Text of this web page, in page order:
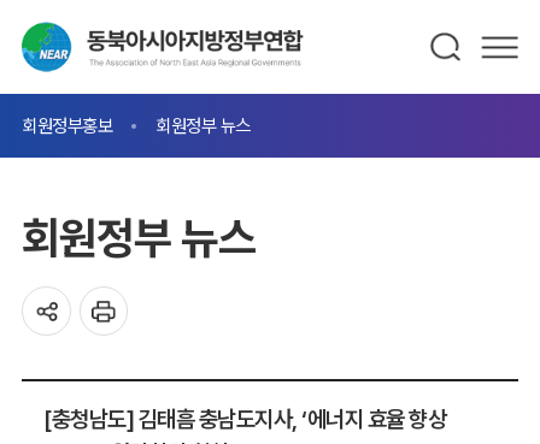
회원정부홍보 회원정부 뉴스
회원정부 뉴스
[충청남도] 김태흠 충남도지사, ‘에너지 효율 향상